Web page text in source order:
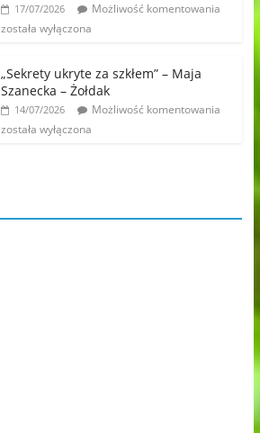
17/07/2026
Możliwość komentowania
została wyłączona
„Sekrety ukryte za szkłem” – Maja
Szanecka – Żołdak
14/07/2026
Możliwość komentowania
została wyłączona